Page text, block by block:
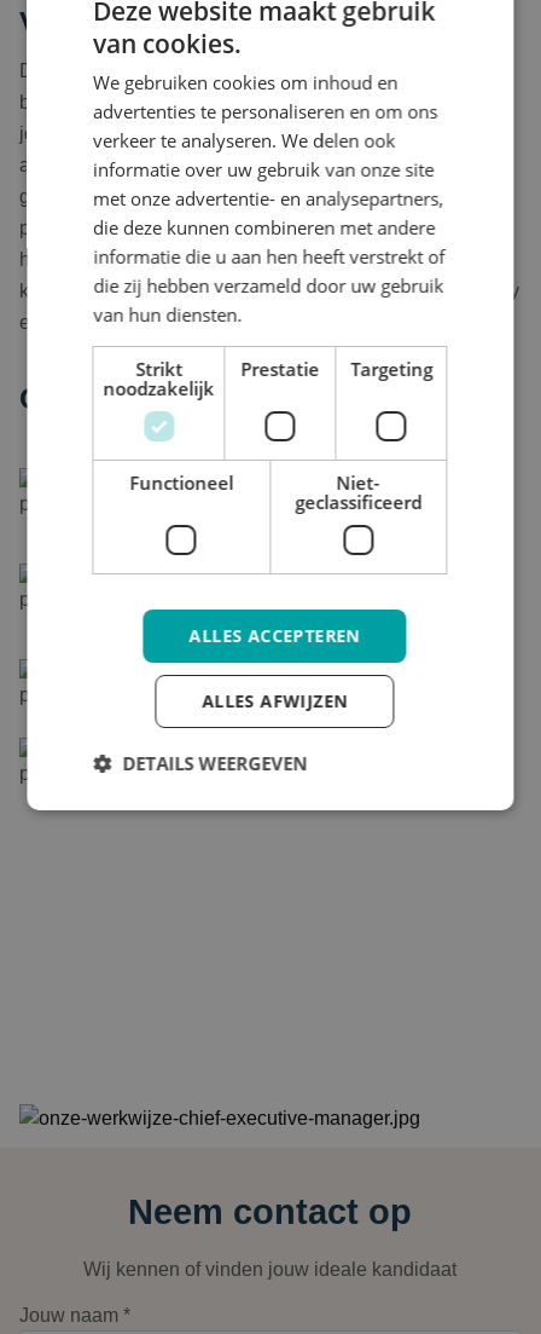
Vijverborgh
De wereld van horeca en hospitality is constant in
beweging. Met ruim 30 jaar ervaring kennen óf vinden wij
jouw ideale interim kandidaat en brengen wij vraag en
aanbod binnen horeca en hospitality, in de meeste
gevallen, relatief snel bij elkaar! Ons netwerk van
professionals hebben allen ruime werkervaring in de
horeca en hospitality sector, en brengen zodoende interim
kennis in op het gebied van operations, keuken, hospitality
en sales events voor jouw organisatie.
Onze werkwijze
Intake gesprek met Vijverborgh
Formuleren van een functieprofiel, via jouw
vaste contactpersoon binnen Vijverborgh.
Vijverborgh selecteert interim kandidaten
kennis en vaardigheden.
Voorstellen kandidaten
Vijverborgh stelt kandidaten
op locatie voor.
No cure No pay
Neem contact op
Wij kennen of vinden jouw ideale kandidaat
Jouw naam *
Deze website maakt gebruik
van cookies.
We gebruiken cookies om inhoud en
advertenties te personaliseren en om ons
verkeer te analyseren. We delen ook
informatie over uw gebruik van onze site
met onze advertentie- en analysepartners,
die deze kunnen combineren met andere
informatie die u aan hen heeft verstrekt of
die zij hebben verzameld door uw gebruik
van hun diensten.
Strikt
noodzakelijk
Prestatie Targeting
Functioneel
Niet-
geclassificeerd
ALLES ACCEPTEREN
ALLES AFWIJZEN
DETAILS WEERGEVEN